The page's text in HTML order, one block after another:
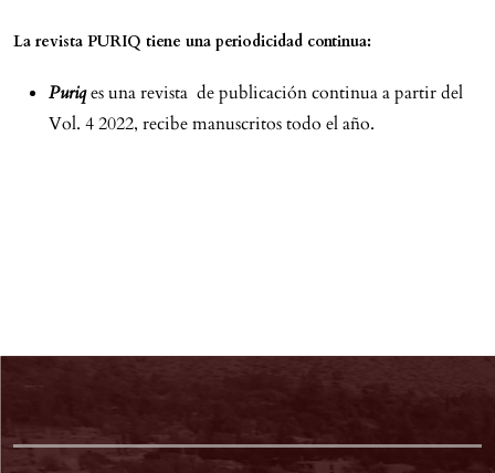
La revista PURIQ tiene una periodicidad continua:
Puriqes una revista de publicación continua a partir del
Vol. 4 2022, recibe manuscritos todo el año.